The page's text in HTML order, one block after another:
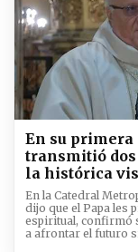
En su primera
transmitió dos
la histórica
En la Catedral
dijo que el Papa les
espiritual, confirmó
a afrontar el futuro